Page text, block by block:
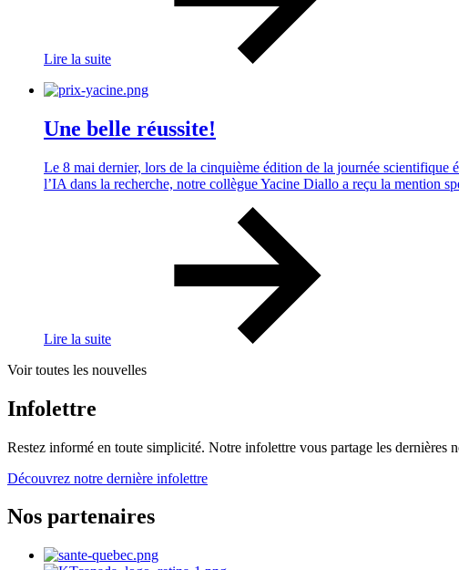
Lire la suite
Une belle réussite!
Le 8 mai dernier, lors de la cinquième édition de la journée scientifique
l’IA dans la recherche, notre collègue Yacine Diallo a reçu la mention
Lire la suite
Voir toutes les nouvelles
Infolettre
Restez informé en toute simplicité. Notre infolettre vous partage les dernières
Découvrez notre dernière infolettre
Nos partenaires